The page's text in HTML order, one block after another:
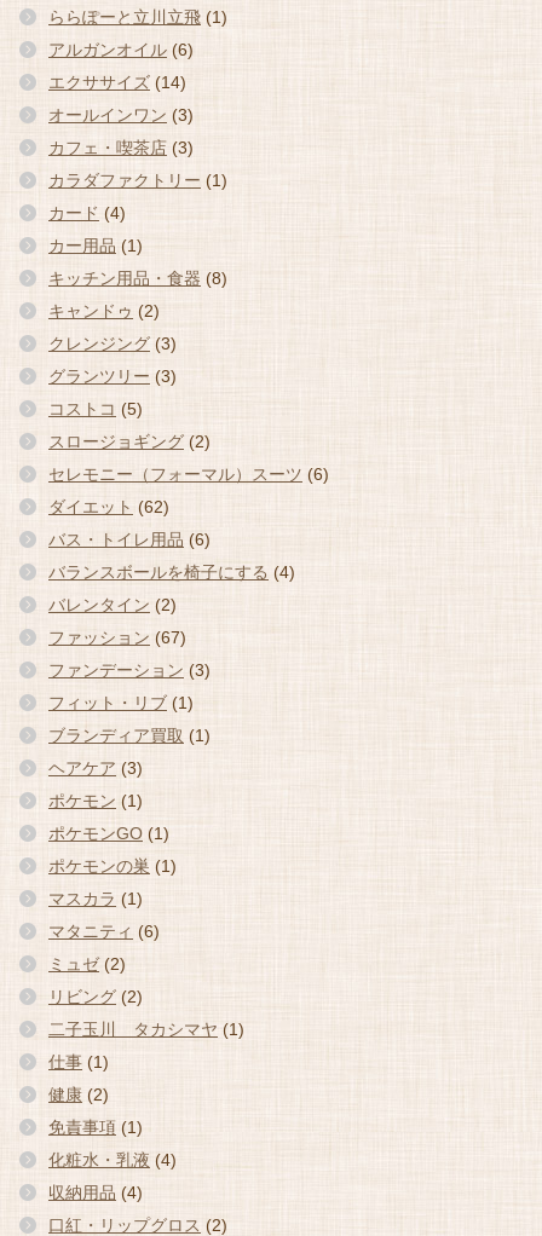
ららぽーと立川立飛 (1)
アルガンオイル (6)
エクササイズ (14)
オールインワン (3)
カフェ・喫茶店 (3)
カラダファクトリー (1)
カード (4)
カー用品 (1)
キッチン用品・食器 (8)
キャンドゥ (2)
クレンジング (3)
グランツリー (3)
コストコ (5)
スロージョギング (2)
セレモニー（フォーマル）スーツ (6)
ダイエット (62)
バス・トイレ用品 (6)
バランスボールを椅子にする (4)
バレンタイン (2)
ファッション (67)
ファンデーション (3)
フィット・リブ (1)
ブランディア買取 (1)
ヘアケア (3)
ポケモン (1)
ポケモンGO (1)
ポケモンの巣 (1)
マスカラ (1)
マタニティ (6)
ミュゼ(2)
リビング (2)
二子玉川 タカシマヤ (1)
仕事 (1)
健康 (2)
免責事項 (1)
化粧水・乳液 (4)
収納用品 (4)
口紅・リップグロス (2)